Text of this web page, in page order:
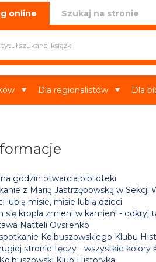
w Kolbuszowej
online Szukaj na stronie
Dla regionalistów Dla
godzin otwarcia biblioteki
z Marią Jastrzębowską w Sekcji
lubią misie, misie lubią dzieci
się kropla zmieni w kamień! - odkryj
Natteli Ovsiienko
Kolbuszowskiego Klubu
stronie tęczy - wszystkie kolory